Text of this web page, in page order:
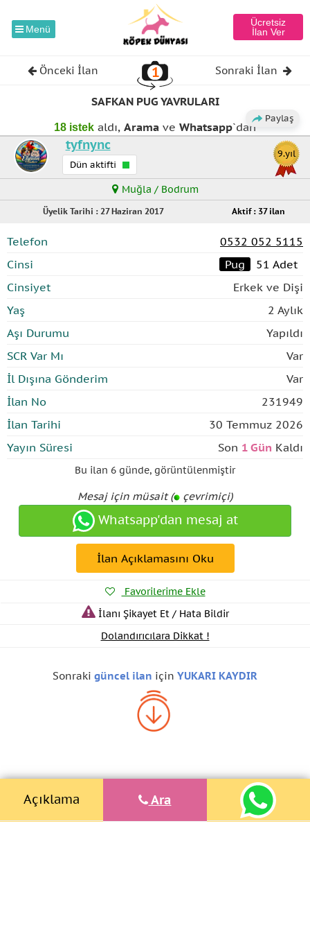
Menü
Ücretsiz
İlan Ver
Önceki İlan 1 Sonraki İlan
SAFKAN PUG YAVRULARI
Paylaş
18 istek aldı, Arama ve Whatsapp`dan
9.yıl
tyfnync
Dün aktifti
Muğla / Bodrum
Üyelik Tarihi : 27 Haziran 2017 Aktif : 37 ilan
Telefon
0532 052 5115
Cinsi
Pug
51 Adet
Cinsiyet
Erkek ve Dişi
Yaş
2 Aylık
Aşı Durumu
Yapıldı
SCR Var Mı
Var
İl Dışına Gönderim
Var
İlan No
231949
İlan Tarihi
30 Temmuz 2026
Yayın Süresi
Son 1 Gün Kaldı
Bu ilan 6 günde, görüntülenmiştir
Mesaj için müsait ( çevrimiçi)
Whatsapp'dan mesaj at
İlan Açıklamasını Oku
Favorilerime Ekle
İlanı Şikayet Et / Hata Bildir
Dolandırıcılara Dikkat !
Açıklama Ara
Sonraki güncel ilan için YUKARI KAYDIR